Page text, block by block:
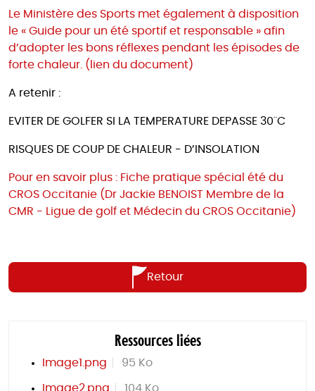
Le Ministère des Sports met également à disposition
le « Guide pour un été sportif et responsable » afin
d’adopter les bons réflexes pendant les épisodes de
forte chaleur. (lien du document)
A retenir :
EVITER DE GOLFER SI LA TEMPERATURE DEPASSE 30¨C
RISQUES DE COUP DE CHALEUR - D’INSOLATION
Pour en savoir plus : Fiche pratique spécial été du
CROS Occitanie (Dr Jackie BENOIST Membre de la
CMR - Ligue de golf et Médecin du CROS Occitanie)
Retour
Ressources liées
Image1.png 95 Ko
Image2.png 104 Ko